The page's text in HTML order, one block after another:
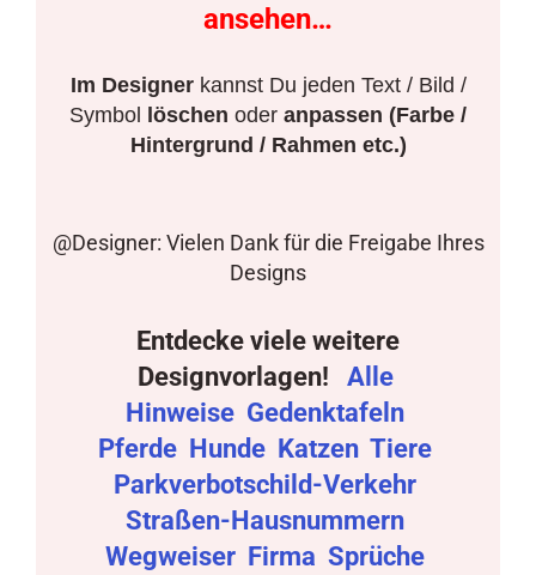
ansehen…
Im Designerkannst Du jeden Text / Bild /
Symbol löschen oder anpassen (Farbe /
Hintergrund / Rahmen etc.)
@Designer: Vielen Dank für die Freigabe Ihres
Designs
Entdecke viele weitere
Designvorlagen!
Alle
Hinweise Gedenktafeln
Pferde Hunde Katzen Tiere
Parkverbotschild-Verkehr
Straßen-Hausnummern
Wegweiser Firma Sprüche